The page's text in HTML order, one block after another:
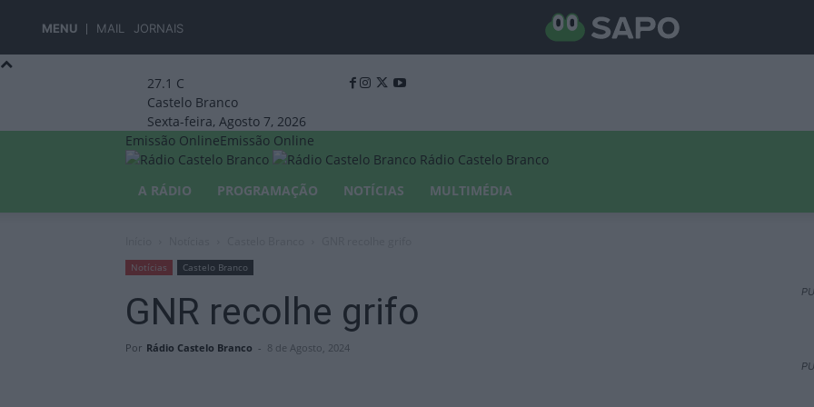
MENU MAIL JORNAIS
27.1 C
Castelo Branco
Sexta-feira, Agosto 7, 2026
Emissão OnlineEmissão Online
Rádio Castelo Branco
A RÁDIO
PROGRAMAÇÃO NOTÍCIAS MULTIMÉDIA
Notícias Castelo Branco
GNR recolhe grifo
Por Rádio Castelo Branco - 8 de Agosto, 2024